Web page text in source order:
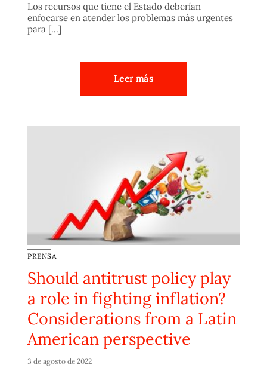
Los recursos que tiene el Estado deberían
enfocarse en atender los problemas más urgentes
para [...]
Leer más
PRENSA
Should antitrust policy play
a role in fighting inflation?
Considerations from a Latin
American perspective
3 de agosto de 2022